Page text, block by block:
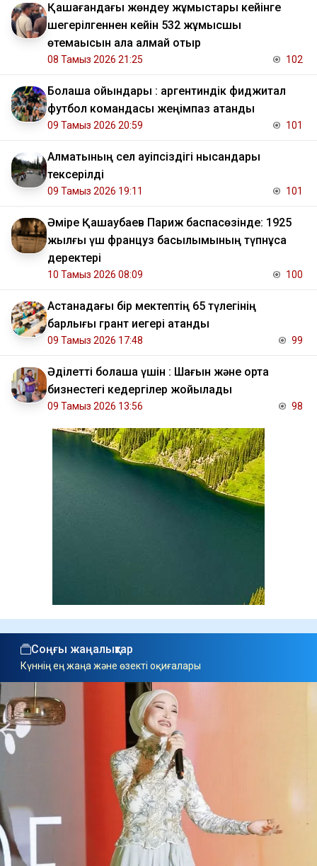
Қашағандағы жөндеу жұмыстары кейінге
шегерілгеннен кейін 532 жұмысшы
өтемақысын ала алмай отыр
08 Тамыз 2026 21:25 102
Болашақ ойындары : аргентиндік фиджитал
футбол командасы жеңімпаз атанды
09 Тамыз 2026 20:59 101
Алматының сел қауіпсіздігі нысандары
тексерілді
09 Тамыз 2026 19:11 101
Әміре Қашаубаев Париж баспасөзінде: 1925
жылғы үш француз басылымының түпнұсқа
деректері
10 Тамыз 2026 08:09 100
Астанадағы бір мектептің 65 түлегінің
барлығы грант иегері атанды
09 Тамыз 2026 17:48 99
Әділетті болашақ үшін : Шағын және орта
бизнестегі кедергілер жойылады
09 Тамыз 2026 13:56 98
Соңғы жаңалықтар
Күннің ең жаңа және өзекті оқиғалары